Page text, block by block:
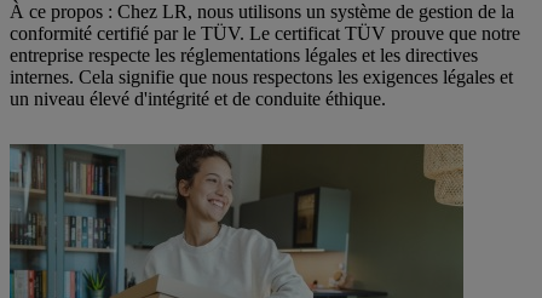
À ce propos : Chez LR, nous utilisons un système de gestion de la
conformité certifié par le TÜV. Le certificat TÜV prouve que notre
entreprise respecte les réglementations légales et les directives
internes. Cela signifie que nous respectons les exigences légales et
un niveau élevé d'intégrité et de conduite éthique.